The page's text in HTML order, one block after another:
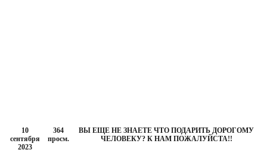
10
сентября
2023
364
просм.
ВЫ ЕЩЕ НЕ ЗНАЕТЕ ЧТО ПОДАРИТЬ ДОРОГОМУ
ЧЕЛОВЕКУ? К НАМ ПОЖАЛУЙСТА!!